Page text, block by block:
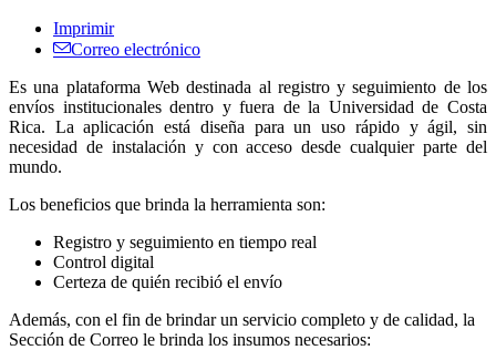
Imprimir
Correo electrónico
Es una plataforma Web destinada al registro y seguimiento de los
envíos institucionales dentro y fuera de la Universidad de Costa
Rica. La aplicación está diseña para un uso rápido y ágil, sin
necesidad de instalación y con acceso desde cualquier parte del
mundo.
Los beneficios que brinda la herramienta son:
Registro y seguimiento en tiempo real
Control digital
Certeza de quién recibió el envío
Además, con el fin de brindar un servicio completo y de calidad, la
Sección de Correo le brinda los insumos necesarios: